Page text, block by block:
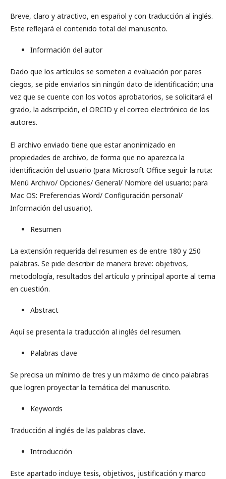
Breve, claro y atractivo, en español y con traducción al inglés.
Este reflejará el contenido total del manuscrito.
Información del autor
Dado que los artículos se someten a evaluación por pares
ciegos, se pide enviarlos sin ningún dato de identificación; una
vez que se cuente con los votos aprobatorios, se solicitará el
grado, la adscripción, el ORCID y el correo electrónico de los
autores.
El archivo enviado tiene que estar anonimizado en
propiedades de archivo, de forma que no aparezca la
identificación del usuario (para Microsoft Office seguir la ruta:
Menú Archivo/ Opciones/ General/ Nombre del usuario; para
Mac OS: Preferencias Word/ Configuración personal/
Información del usuario).
Resumen
La extensión requerida del resumen es de entre 180 y 250
palabras. Se pide describir de manera breve: objetivos,
metodología, resultados del artículo y principal aporte al tema
en cuestión.
Abstract
Aquí se presenta la traducción al inglés del resumen.
Palabras clave
Se precisa un mínimo de tres y un máximo de cinco palabras
que logren proyectar la temática del manuscrito.
Keywords
Traducción al inglés de las palabras clave.
Introducción
Este apartado incluye tesis, objetivos, justificación y marco